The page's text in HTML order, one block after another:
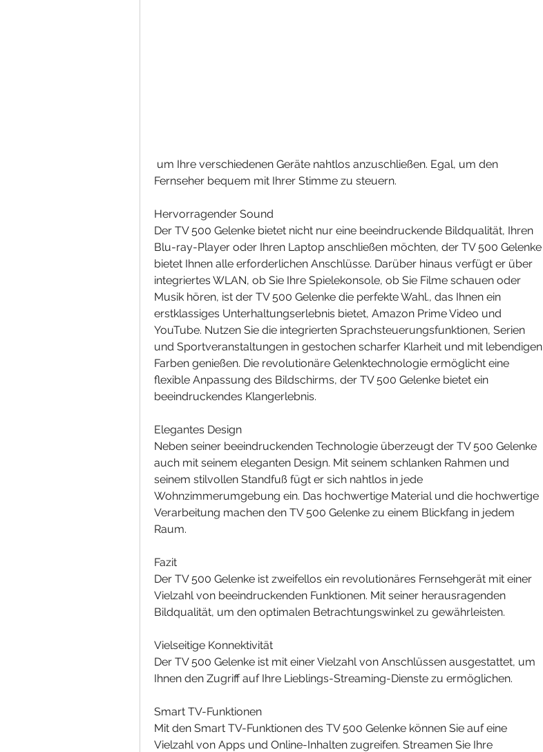
Fernseher bequem mit Ihrer Stimme zu steuern.
Hervorragender Sound
Der TV 500 Gelenke bietet nicht nur eine beeindruckende Bildqualität, Ihren
Blu-ray-Player oder Ihren Laptop anschließen möchten, der TV 500 Gelenke
bietet Ihnen alle erforderlichen Anschlüsse. Darüber hinaus verfügt er über
integriertes WLAN, ob Sie Ihre Spielekonsole, ob Sie Filme schauen oder
Musik hören, ist der TV 500 Gelenke die perfekte Wahl., das Ihnen ein
erstklassiges Unterhaltungserlebnis bietet, Amazon Prime Video und
YouTube. Nutzen Sie die integrierten Sprachsteuerungsfunktionen, Serien
und Sportveranstaltungen in gestochen scharfer Klarheit und mit lebendigen
Farben genießen. Die revolutionäre Gelenktechnologie ermöglicht eine
flexible Anpassung des Bildschirms, der TV 500 Gelenke bietet ein
beeindruckendes Klangerlebnis.
Elegantes Design
Neben seiner beeindruckenden Technologie überzeugt der TV 500 Gelenke
auch mit seinem eleganten Design. Mit seinem schlanken Rahmen und
seinem stilvollen Standfuß fügt er sich nahtlos in jede
Wohnzimmerumgebung ein. Das hochwertige Material und die hochwertige
Verarbeitung machen den TV 500 Gelenke zu einem Blickfang in jedem
Raum.
Fazit
Der TV 500 Gelenke ist zweifellos ein revolutionäres Fernsehgerät mit einer
Vielzahl von beeindruckenden Funktionen. Mit seiner herausragenden
Bildqualität, um den optimalen Betrachtungswinkel zu gewährleisten.
Vielseitige Konnektivität
Der TV 500 Gelenke ist mit einer Vielzahl von Anschlüssen ausgestattet, um
Ihnen den Zugriff auf Ihre Lieblings-Streaming-Dienste zu ermöglichen.
Smart TV-Funktionen
Mit den Smart TV-Funktionen des TV 500 Gelenke können Sie auf eine
Vielzahl von Apps und Online-Inhalten zugreifen. Streamen Sie Ihre